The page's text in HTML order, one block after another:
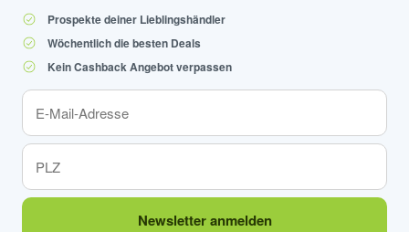
Prospekte deiner Lieblingshändler
Wöchentlich die besten Deals
Kein Cashback Angebot verpassen
Newsletter anmelden